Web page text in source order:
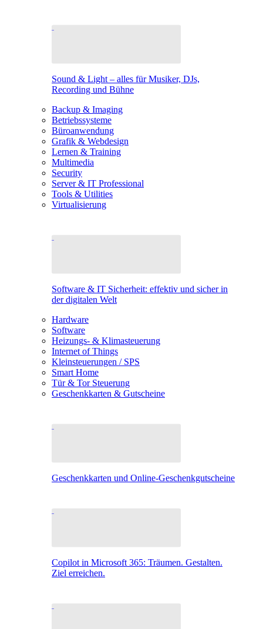
Sound & Light – alles für Musiker, DJs,
Recording und Bühne
Backup & Imaging
Betriebssysteme
Büroanwendung
Grafik & Webdesign
Lernen & Training
Multimedia
Security
Server & IT Professional
Tools & Utilities
Virtualisierung
Software & IT Sicherheit: effektiv und sicher in
der digitalen Welt
Hardware
Software
Heizungs- & Klimasteuerung
Internet of Things
Kleinsteuerungen / SPS
Smart Home
Tür & Tor Steuerung
Geschenkkarten & Gutscheine
Geschenkkarten und Online-Geschenkgutscheine
Copilot in Microsoft 365: Träumen. Gestalten.
Ziel erreichen.